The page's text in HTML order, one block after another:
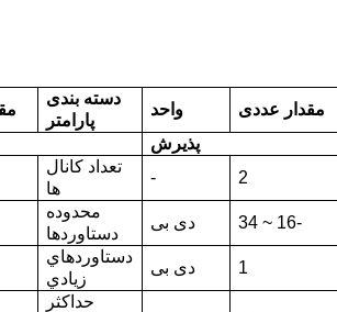
مقدار عددی واحد
دسته بندی
پارامتر
پذیرش
2
-
تعداد کانال
ها
-16 ~ 34 دی بی
محدوده
دستاوردها
1 دی بی
دستاوردهاي
زيادي
حداکثر